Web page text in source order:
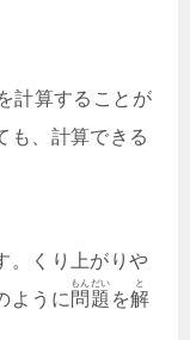
計算することが
も、計算できる
。くり上がりや
ように 問題
もんだい
を解
と